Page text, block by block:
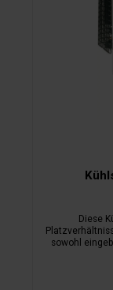
Diese
sowohl
wird einfach